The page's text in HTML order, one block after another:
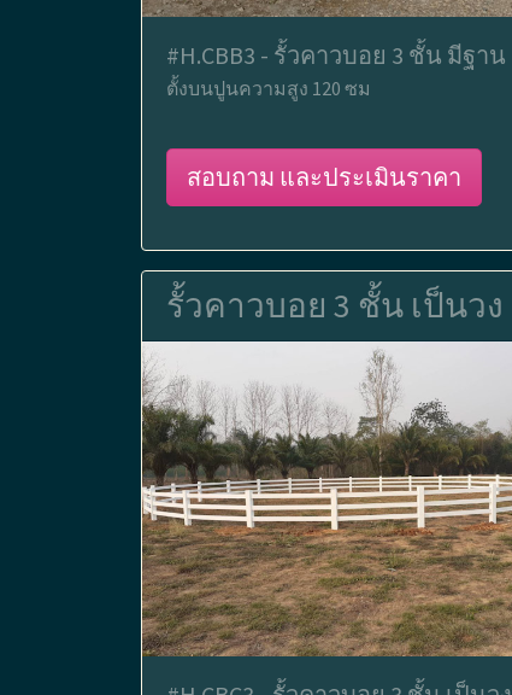
#H.CBB3 - รั้วคาวบอย 3 ชั้น มีฐาน
ตั้งบนปูนความสูง 120 ซม
สอบถาม และประเมินราคา
รั้วคาวบอย 3 ชั้น เป็นวง